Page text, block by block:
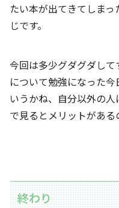
たい本が出てきてしま
じです。
今回は多少グダグダし
について勉強になった
いうかね、自分以外の
で見るとメリットがある
終わり